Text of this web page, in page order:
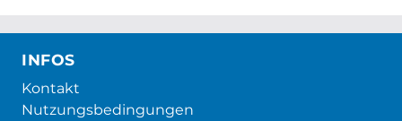
INFOS
Kontakt
Nutzungsbedingungen